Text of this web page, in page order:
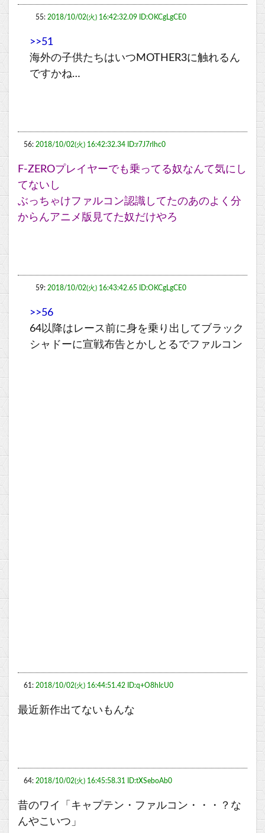
55: 2018/10/02(火) 16:42:32.09 ID:OKCgLgCE0
>>51
海外の子供たちはいつMOTHER3に触れるん
ですかね…
56: 2018/10/02(火) 16:42:32.34 ID:r7J7rlhc0
F-ZEROプレイヤーでも乗ってる奴なんて気にし
てないし
ぶっちゃけファルコン認識してたのあのよく分
からんアニメ版見てた奴だけやろ
59: 2018/10/02(火) 16:43:42.65 ID:OKCgLgCE0
>>56
64以降はレース前に身を乗り出してブラック
シャドーに宣戦布告とかしとるでファルコン
61: 2018/10/02(火) 16:44:51.42 ID:q+O8hIcU0
最近新作出てないもんな
64: 2018/10/02(火) 16:45:58.31 ID:tXSeboAb0
昔のワイ「キャプテン・ファルコン・・・？な
んやこいつ」